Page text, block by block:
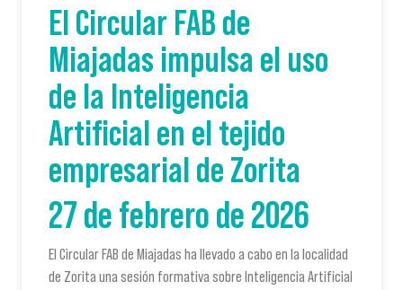
El Circular FAB de
Miajadas impulsa el uso
de la Inteligencia
Artificial en el tejido
empresarial de Zorita
27 de febrero de 2026
El Circular FAB de Miajadas ha llevado a cabo en la localidad
de Zorita una sesión formativa sobre Inteligencia Artificial